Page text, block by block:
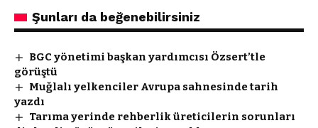
Şunları da beğenebilirsiniz
BGC yönetimi başkan yardımcısı Özsert’tle
görüştü
Muğlalı yelkenciler Avrupa sahnesinde tarih
yazdı
Tarıma yerinde rehberlik üreticilerin sorunları